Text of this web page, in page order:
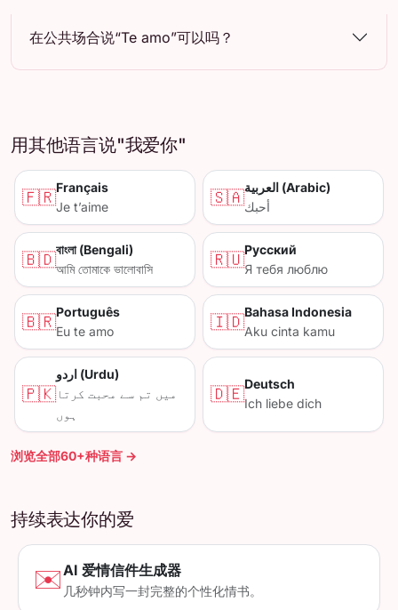
在公共场合说“Te amo”可以吗？
用其他语言说"我爱你"
🇫🇷Français
Je t’aime
🇸🇦
العربية (Arabic)
أحبك
🇧🇩বাংলা (Bengali)
আমি তোমাকে ভালোবাসি
🇷🇺Русский
Я тебя люблю
🇧🇷Português
Eu te amo
🇮🇩Bahasa Indonesia
Aku cinta kamu
🇵🇰
اردو (Urdu)
میں تم سے محبت کرتا
ہوں
🇩🇪Deutsch
Ich liebe dich
浏览全部60+种语言 →
持续表达你的爱
✉️AI 爱情信件生成器
几秒钟内写一封完整的个性化情书。